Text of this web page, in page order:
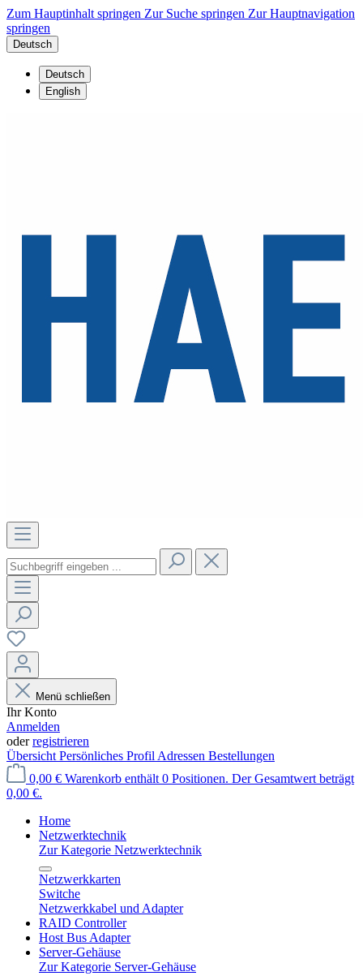
Zum Hauptinhalt springen Zur Suche springen Zur Hauptnavigation
springen
Deutsch
Deutsch
English
Menü schließen
Ihr Konto
Anmelden
oderregistrieren
Übersicht Persönliches Profil Adressen Bestellungen
0,00 € Warenkorb enthält 0 Positionen. Der Gesamtwert beträgt
0,00 €.
Home
Netzwerktechnik
Zur Kategorie Netzwerktechnik
Netzwerkkarten
Switche
Netzwerkkabel und Adapter
RAID Controller
Host Bus Adapter
Server-Gehäuse
Zur Kategorie Server-Gehäuse